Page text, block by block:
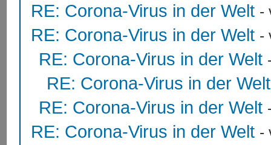
RE: Corona-Virus in der Welt -
RE: Corona-Virus in der Welt -
RE: Corona-Virus in der Welt
RE: Corona-Virus in der Welt
RE: Corona-Virus in der Welt
RE: Corona-Virus in der Welt -